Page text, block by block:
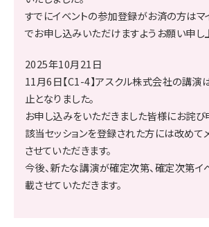
すでにイベントの参加登録がお済の方は
でお申し込みいただけますようお願い申し
2025年10月21日
11月6日【C1-4】アスクル株式会社の講演
止となりました。
お申し込みをいただきました皆様にお詫び
該当セッションを登録された方には改めて
させていただきます。
今後、新たな講演が確定次第、確定次第イ
載させていただきます。